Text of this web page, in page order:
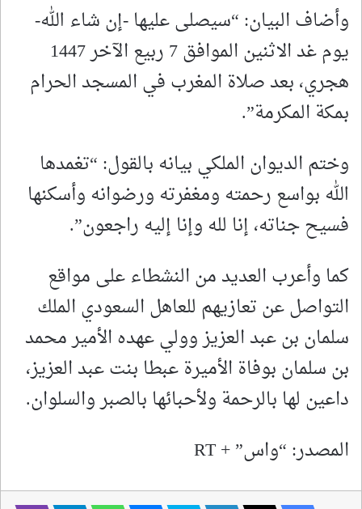
وأضاف البيان: “سيصلى عليها -إن شاء الله-
يوم غد الاثنين الموافق 7 ربيع الآخر 1447
هجري، بعد صلاة المغرب في المسجد الحرام
بمكة المكرمة”.
وختم الديوان الملكي بيانه بالقول: “تغمدها
الله بواسع رحمته ومغفرته ورضوانه وأسكنها
فسيح جناته، إنا لله وإنا إليه راجعون”.
كما وأعرب العديد من النشطاء على مواقع
التواصل عن تعازيهم للعاهل السعودي الملك
سلمان بن عبد العزيز وولي عهده الأمير محمد
بن سلمان بوفاة الأميرة عبطا بنت عبد العزيز،
داعين لها بالرحمة ولأحبائها بالصبر والسلوان.
المصدر: “واس” + RT